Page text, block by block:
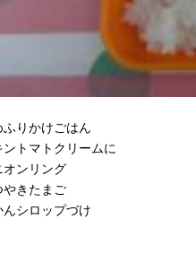
年11月(12)
年11月(09)
年11月(04)
年11月(10)
ふりかけごはん
ントマトクリームに
オンリング
やきたまご
んシロップづけ